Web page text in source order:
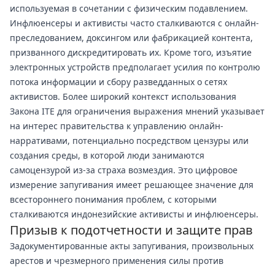
используемая в сочетании с физическим подавлением.
Инфлюенсеры и активисты часто сталкиваются с онлайн-
преследованием, доксингом или фабрикацией контента,
призванного дискредитировать их. Кроме того, изъятие
электронных устройств предполагает усилия по контролю
потока информации и сбору разведданных о сетях
активистов. Более широкий контекст использования
Закона ITE для ограничения выражения мнений указывает
на интерес правительства к управлению онлайн-
нарративами, потенциально посредством цензуры или
создания среды, в которой люди занимаются
самоцензурой из-за страха возмездия. Это цифровое
измерение запугивания имеет решающее значение для
всестороннего понимания проблем, с которыми
сталкиваются индонезийские активисты и инфлюенсеры.
Призыв к подотчетности и защите прав
Задокументированные акты запугивания, произвольных
арестов и чрезмерного применения силы против